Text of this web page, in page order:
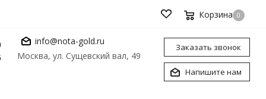
Корзина 0
info@nota-gold.ru
Москва, ул. Сущевский вал, 49
Заказать звонок
Напишите нам